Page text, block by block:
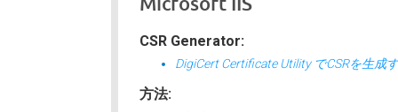
CSR Generator:
DigiCert Certificate Utility でCSRを生成
方法: